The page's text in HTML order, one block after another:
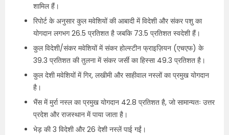
शामिल हैं।
रिपोर्ट के अनुसार कुल मवेशियों की आबादी में विदेशी और संकर पशु का
योगदान लगभग 26.5 प्रतिशत है जबकि 73.5 प्रतिशत स्वदेशी हैं।
कुल विदेशी/संकर मवेशियों में संकर होल्स्टीन फ्राइज़ियन (एचएफ) के
39.3 प्रतिशत की तुलना में संकर जर्सी का हिस्सा 49.3 प्रतिशत है।
कुल देशी मवेशियों में गिर, लखीमी और साहीवाल नस्लों का प्रमुख योगदान
है।
भैंस में मुर्रा नस्ल का प्रमुख योगदान 42.8 प्रतिशत है, जो सामान्यतः उत्तर
प्रदेश और राजस्थान में पाया जाता है।
भेड़ की 3 विदेशी और 26 देशी नस्लें पाई गईं।